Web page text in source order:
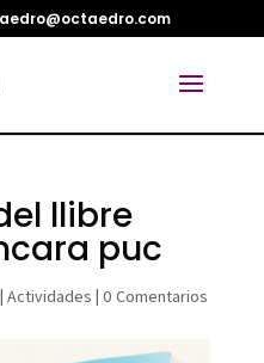
llibre
puc
| Actividades | 0 Comentarios